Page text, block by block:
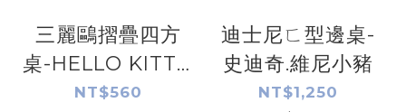
三麗鷗摺疊四方
桌-HELLO KITTY.
美樂蒂.雙子星.布
NT$560
迪士尼ㄈ型邊桌-
史迪奇.維尼小豬
NT$1,250